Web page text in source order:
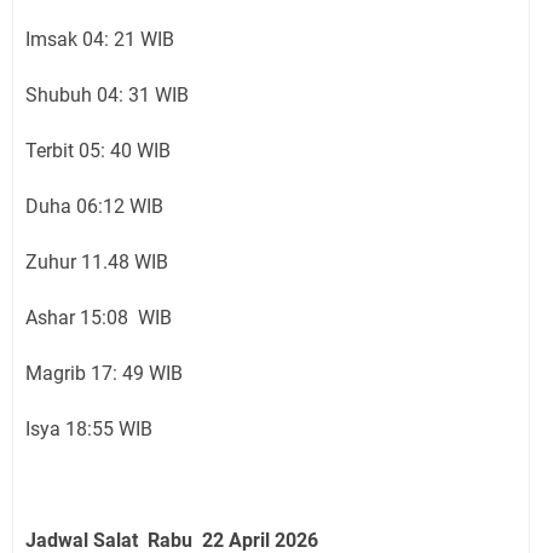
Imsak 04: 21 WIB
Shubuh 04: 31 WIB
Terbit 05: 40 WIB
Duha 06:12 WIB
Zuhur 11.48 WIB
Ashar 15:08 WIB
Magrib 17: 49 WIB
Isya 18:55 WIB
Jadwal Salat Rabu 22 April 2026